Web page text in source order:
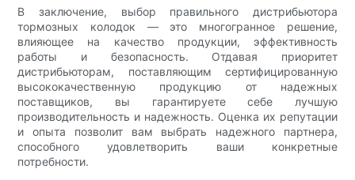
В заключение, выбор правильного дистрибьютора
тормозных колодок — это многогранное решение,
влияющее на качество продукции, эффективность
работы и безопасность. Отдавая приоритет
дистрибьюторам, поставляющим сертифицированную
высококачественную продукцию от надежных
поставщиков, вы гарантируете себе лучшую
производительность и надежность. Оценка их репутации
и опыта позволит вам выбрать надежного партнера,
способного удовлетворить ваши конкретные
потребности.